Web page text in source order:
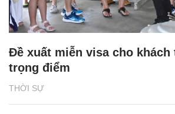
THỜI SỰ
Đề xuất miễn visa cho
trọng điểm